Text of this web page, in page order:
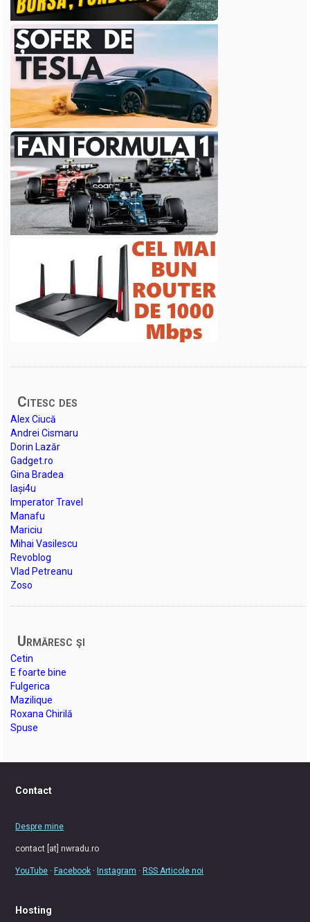
Citesc des
Alex Ciucă
Andrei Cismaru
Dorin Lazăr
Gadget.ro
Gina Bradea
Iași4u
Imperator Travel
Manafu
Mariciu
Mihai Vasilescu
Revoblog
Vlad Petreanu
Zoso
Urmăresc şi
Cetin
E foarte bine
Fulgerica
Mazilique
Roxana Chirilă
Spuse
Contact
Despre mine
contact [at] nwradu.ro
YouTube ·Facebook ·Instagram ·RSS Articole noi
Hosting